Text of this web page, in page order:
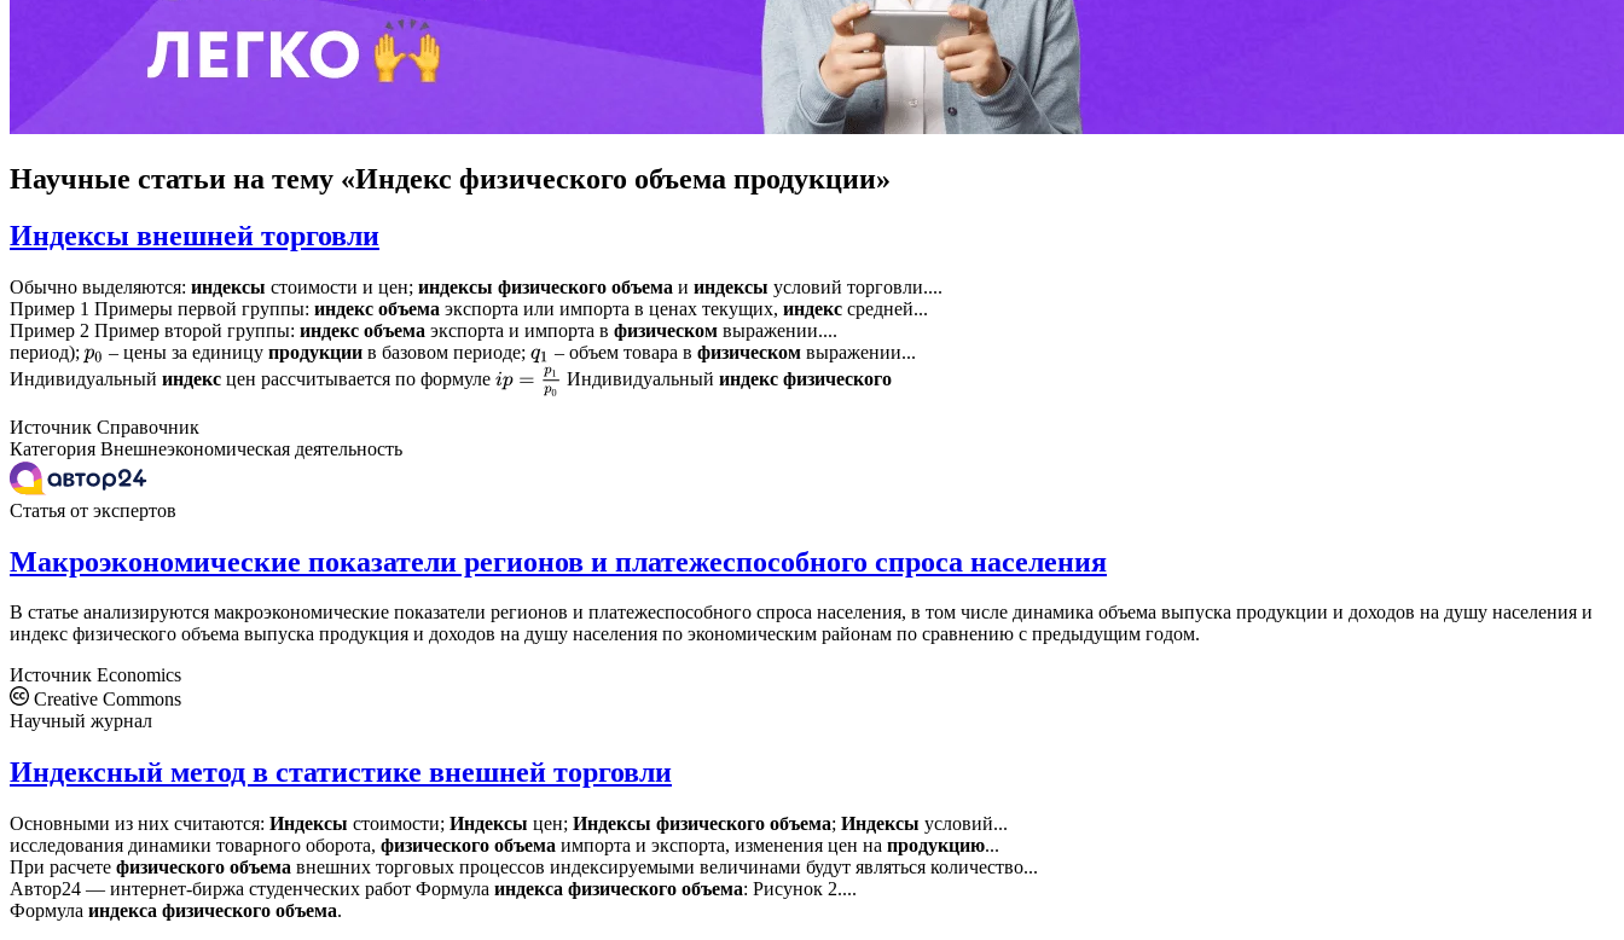
Научные статьи на тему «Индекс физического объема продукции»
Индексы внешней торговли
Обычно выделяются: индексы стоимости и цен; индексы физического объема и индексы условий торговли....
Пример 1 Примеры первой группы: индекс объема экспорта или импорта в ценах текущих, индекс средней...
Пример 2 Пример второй группы: индекс объема экспорта и импорта в физическом выражении....
период); p0 – цены за единицупродукции в базовом периоде;q1 – объем товара в физическомвыражении...
Индивидуальный индекс цен рассчитывается по формуле ip=p1 p0 Индивидуальный индекс физического
Источник Справочник
Категория Внешнеэкономическая деятельность
Статья от экспертов
Макроэкономические показатели регионов и платежеспособного спроса населения
В статье анализируются макроэкономические показатели регионов и платежеспособного спроса населения, в том числе динамика объема выпуска продукции и доходов на душу населения и
индекс физического объема выпуска продукция и доходов на душу населения по экономическим районам по сравнению с предыдущим годом.
Источник Economics
Creative Commons
Научный журнал
Индексный метод в статистике внешней торговли
Основными из них считаются: Индексы стоимости; Индексы цен; Индексы физического объема; Индексы условий...
исследования динамики товарного оборота, физического объема импорта и экспорта, изменения цен на продукцию...
При расчете физического объема внешних торговых процессов индексируемыми величинами будут являться количество...
Автор24 — интернет-биржа студенческих работ Формула индекса физического объема: Рисунок 2....
Формула индекса физического объема.